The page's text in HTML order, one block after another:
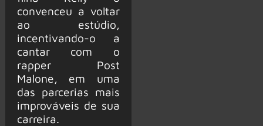
convenceu a voltar
ao estúdio,
incentivando-o a
cantar com o
rapper Post
Malone, em uma
das parcerias mais
improváveis de sua
carreira.